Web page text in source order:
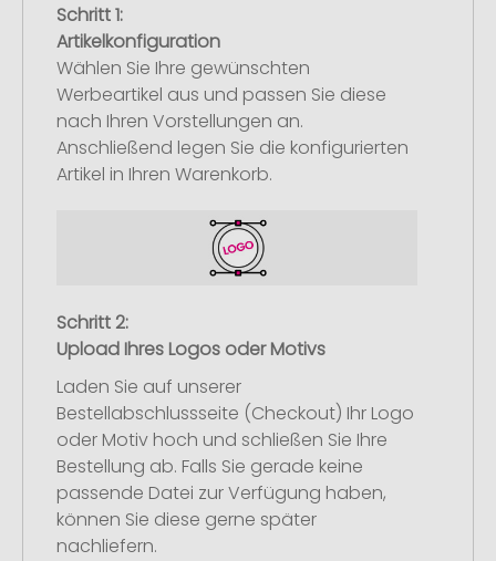
Schritt 1:
Artikelkonfiguration
Wählen Sie Ihre gewünschten
Werbeartikel aus und passen Sie diese
nach Ihren Vorstellungen an.
Anschließend legen Sie die konfigurierten
Artikel in Ihren Warenkorb.
Schritt 2:
Upload Ihres Logos oder Motivs
Laden Sie auf unserer
Bestellabschlussseite (Checkout) Ihr Logo
oder Motiv hoch und schließen Sie Ihre
Bestellung ab. Falls Sie gerade keine
passende Datei zur Verfügung haben,
können Sie diese gerne später
nachliefern.